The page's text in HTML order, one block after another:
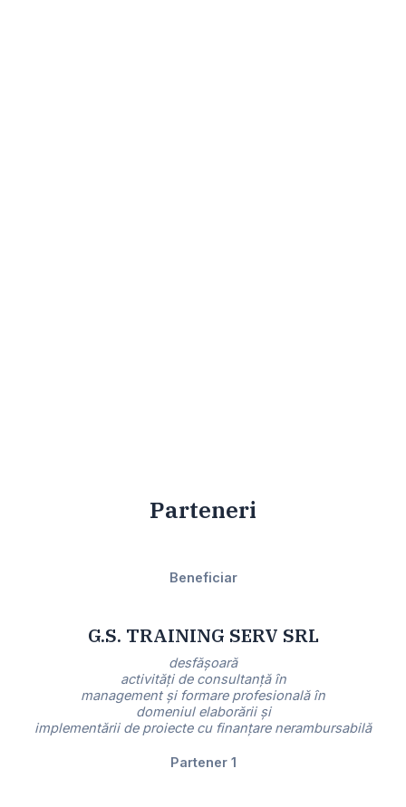
Parteneri
Beneficiar
G.S. TRAINING SERV SRL
desfășoară
activități de consultanță în
management și formare profesională în
domeniul elaborării și
implementării de proiecte cu finanțare nerambursabilă
Partener 1